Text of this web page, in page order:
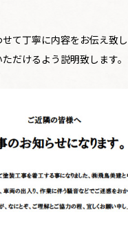
て丁寧に内容をお伝え致
だけるよう説明致します。